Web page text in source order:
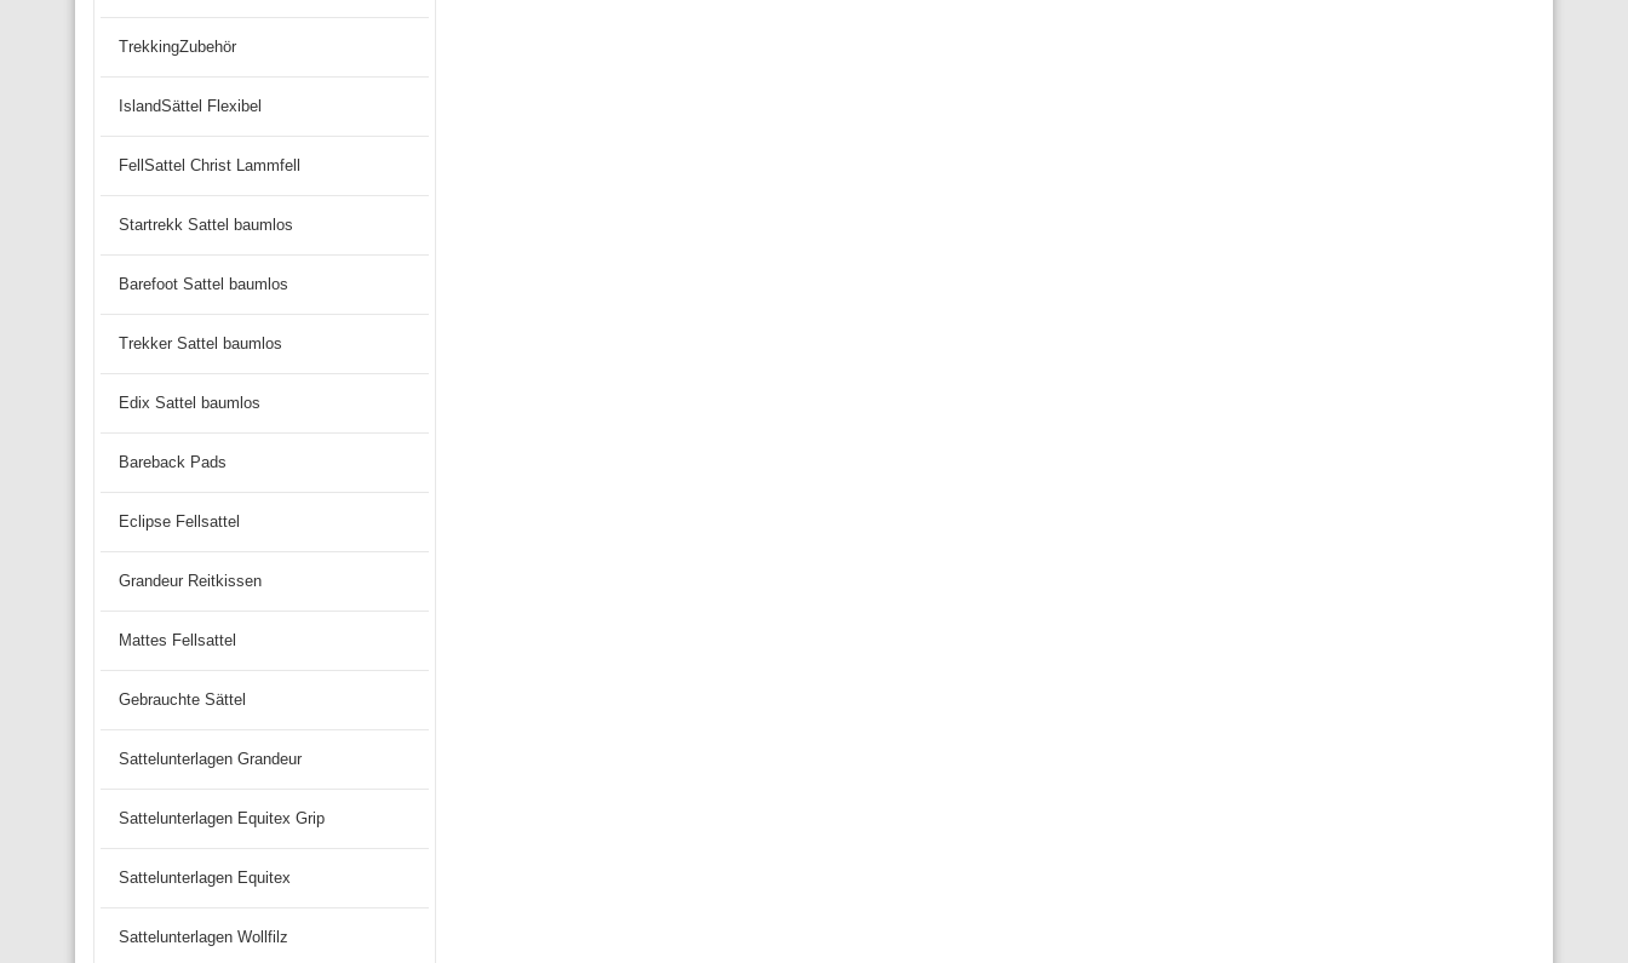
TrekkingZubehör
IslandSättel Flexibel
FellSattel Christ Lammfell
Startrekk Sattel baumlos
Barefoot Sattel baumlos
Trekker Sattel baumlos
Edix Sattel baumlos
Bareback Pads
Eclipse Fellsattel
Grandeur Reitkissen
Mattes Fellsattel
Gebrauchte Sättel
Sattelunterlagen Grandeur
Sattelunterlagen Equitex Grip
Sattelunterlagen Equitex
Sattelunterlagen Wollfilz